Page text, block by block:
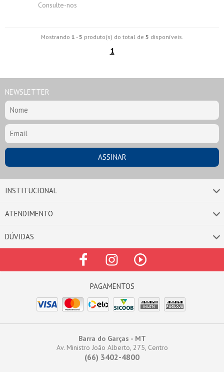
Consulte-nos
Mostrando 1 -5 produto(s) do total de 5 disponíveis.
1
NEWSLETTER
INSTITUCIONAL
ATENDIMENTO
DÚVIDAS
Barra do Garças - MT
Av. Ministro João Alberto, 275, Centro
(66) 3402-4800